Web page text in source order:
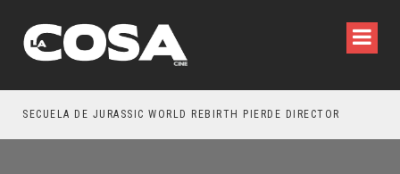
SECUELA DE JURASSIC WORLD REBIRTH PIERDE DIRECTOR